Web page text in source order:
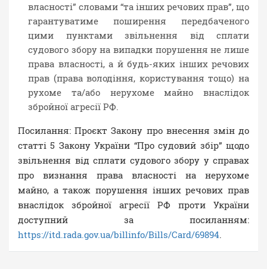
власності” словами “та інших речових прав”, що
гарантуватиме поширення передбаченого
цими пунктами звільнення від сплати
судового збору на випадки порушення не лише
права власності, а й будь-яких інших речових
прав (права володіння, користування тощо) на
рухоме та/або нерухоме майно внаслідок
збройної агресії РФ.
Посилання: Проєкт Закону про внесення змін до
статті 5 Закону України “Про судовий збір” щодо
звільнення від сплати судового збору у справах
про визнання права власності на нерухоме
майно, а також порушення інших речових прав
внаслідок збройної агресії РФ проти України
доступний за посиланням:
https://itd.rada.gov.ua/billinfo/Bills/Card/69894.